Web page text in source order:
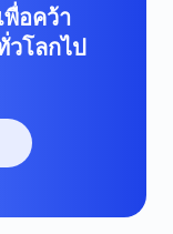
พื่อคว้า
วโลกไป